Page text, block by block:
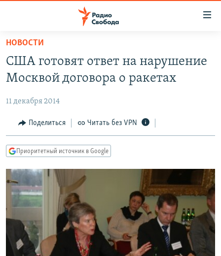
упрощенного
доступа
Вернуться
основному
Вернутся
главной
навигации
Вернутся
поиску
ЦИТАТЫ СВОБОДЫ
МНЕНИЯ
IDEL.РЕАЛИИ
КАВКАЗ.РЕАЛИИ
СЕВЕР.РЕАЛИИ
СИБИРЬ.РЕАЛИИ
РАСПИСАНИЕ ВЕЩАНИЯ
ПОДПИШИТЕСЬ НА РАССЫЛКУ
НОВОСТИ
США готовят ответ на нарушение
Москвой договора о ракетах
11 декабря 2014
Поделиться Читать без VPN
Приоритетный источник в Google